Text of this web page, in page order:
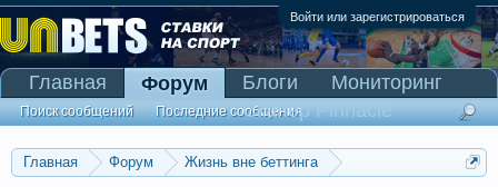
Войти или зарегистрироваться
Главная Форум
Жизнь вне беттинга
Главная Форум
Поиск сообщений Последние сообщения
Блоги
Мониторинг
Сканер Pinnacle